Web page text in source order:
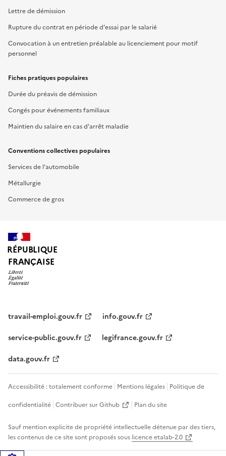
Lettre de démission
Rupture du contrat en période d'essai par le salarié
Convocation à un entretien préalable au licenciement pour motif
personnel
Fiches pratiques populaires
Durée du préavis de démission
Congés pour événements familiaux
Maintien du salaire en cas d'arrêt maladie
Conventions collectives populaires
Services de l'automobile
Métallurgie
Commerce de gros
RÉPUBLIQUE
FRANÇAISE
travail-emploi.gouv.fr
info.gouv.fr
service-public.gouv.fr
legifrance.gouv.fr
data.gouv.fr
Accessibilité : totalement conforme Mentions légales Politique de
confidentialité Contribuer sur Github Plan du site
Sauf mention explicite de propriété intellectuelle détenue par des tiers,
les contenus de ce site sont proposés sous licence etalab-2.0